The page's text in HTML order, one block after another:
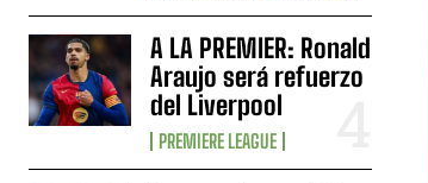
A LA PREMIER: Ronald
Araujo será refuerzo
del Liverpool
PREMIERE LEAGUE